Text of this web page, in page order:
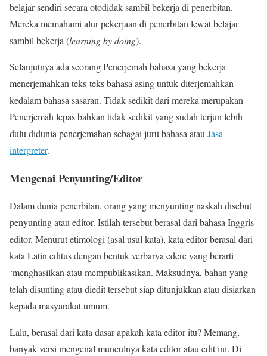
belajar sendiri secara otodidak sambil bekerja di penerbitan.
Mereka memahami alur pekerjaan di penerbitan lewat belajar
sambil bekerja (learning by doing).
Selanjutnya ada seorang Penerjemah bahasa yang bekerja
menerjemahkan teks-teks bahasa asing untuk diterjemahkan
kedalam bahasa sasaran. Tidak sedikit dari mereka merupakan
Penerjemah lepas bahkan tidak sedikit yang sudah terjun lebih
dulu didunia penerjemahan sebagai juru bahasa atau Jasa
interpreter.
Mengenai Penyunting/Editor
Dalam dunia penerbitan, orang yang menyunting naskah disebut
penyunting atau editor. Istilah tersebut berasal dari bahasa Inggris
editor. Menurut etimologi (asal usul kata), kata editor berasal dari
kata Latin editus dengan bentuk verbarya edere yang berarti
‘menghasilkan atau mempublikasikan. Maksudnya, bahan yang
telah disunting atau diedit tersebut siap ditunjukkan atau disiarkan
kepada masyarakat umum.
Lalu, berasal dari kata dasar apakah kata editor itu? Memang,
banyak versi mengenal munculnya kata editor atau edit ini. Di